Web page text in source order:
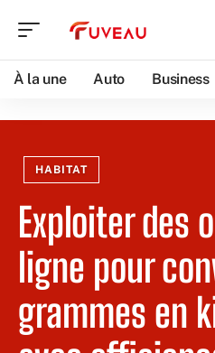
À la une Auto Business
HABITAT
Exploiter des
ligne pour
grammes en